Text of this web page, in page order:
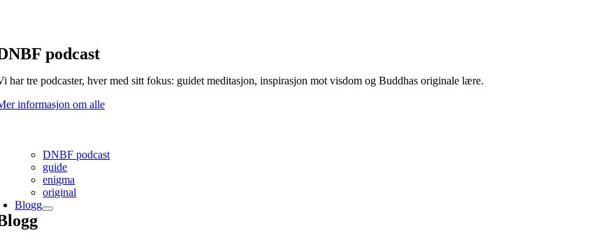
podcast
har tre podcaster, hver med sitt fokus: guidet meditasjon, inspirasjon mot visdom og Buddhas originale lære.
informasjon om alle
DNBF podcast
guide
enigma
original
Blogg